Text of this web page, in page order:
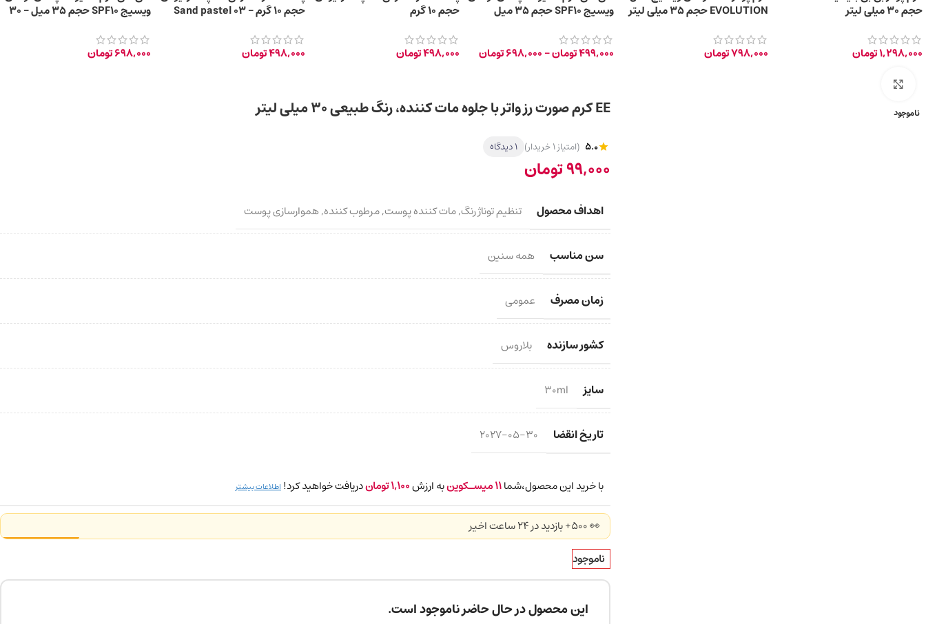
حجم ۳۰ میلی لیتر
1,298,000تومان
EVOLUTION حجم 35 میلی لیتر
798,000تومان
ویسیج SPF10 حجم 35 میل
499,000تومان–
698,000تومان
حجم 10 گرم
498,000تومان
حجم 10 گرم – 03 Sand pastel
498,000تومان
ویسیج SPF10 حجم 35 میل – 30
698,000تومان
ناموجود EE کرم صورت رز واتر با جلوه مات کننده، رنگ طبیعی 30 میلی لیتر
5.0 (امتیاز 1 خریدار) 1 دیدگاه
99,000تومان
اهداف محصول تنظیم توناژ رنگ,مات کننده پوست,مرطوب کننده,هموارسازی پوست
سن مناسب همه سنین
زمان مصرف عمومی
کشور سازنده بلاروس
سایز 30ml
تاریخ انقضا 2027-05-30
با خرید این محصول،شما11میسـکوینبه ارزش1,100توماندریافت خواهید کرد! اطلاعات بیشتر
👀 500+ بازدید در ۲۴ ساعت اخیر
ناموجود
این محصول در حال حاضر ناموجود است.